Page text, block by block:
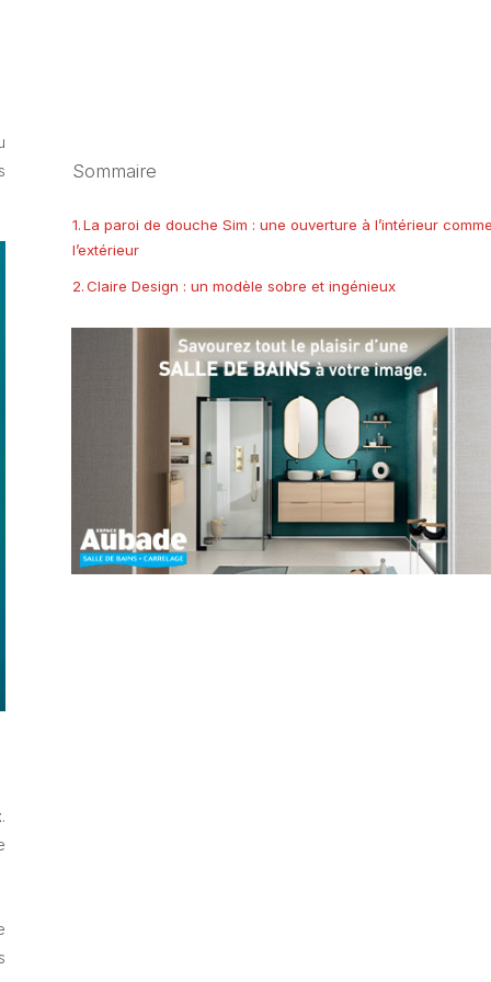
.
Sommaire
La paroi de douche Sim : une ouverture à l’intérieur
l’extérieur
Claire Design : un modèle sobre et ingénieux